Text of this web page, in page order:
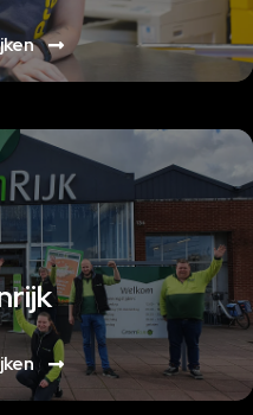
adipiscing elit. Ut elit tellus, luctus
leo